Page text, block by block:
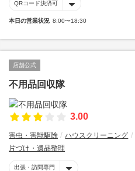
QRコード決済可
本日の営業状況 8:00〜18:30
店舗公式
不用品回収隊
3.00
害虫・害獣駆除 ハウスクリーニング
片づけ・遺品整理
出張・訪問専門